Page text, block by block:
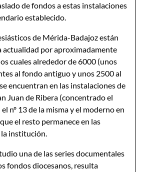
de fondos a estas instalaciones
establecido.
de Mérida-Badajoz están
actualidad por aproximadamente
cuales alrededor de 6000 (unos
al fondo antiguo y unos 2500 al
encuentran en las instalaciones de
Juan de Ribera (concentrado el
nº 13 de la misma y el moderno en
el resto permanece en las
la institución.
una de las series documentales
fondos diocesanos, resulta